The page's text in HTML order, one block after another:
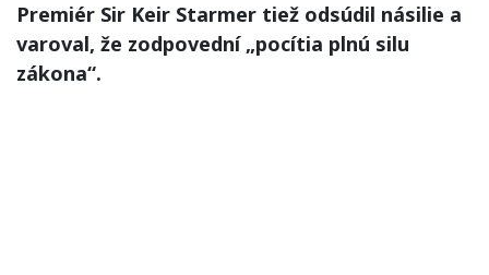
Premiér Sir Keir Starmer tiež odsúdil násilie a
varoval, že zodpovední „pocítia plnú silu
zákona“.